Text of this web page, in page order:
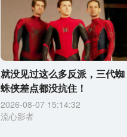
就没见过这么多反派，三代蜘
蛛侠差点都没抗住！
2026-08-07 15:14:32
流心影者